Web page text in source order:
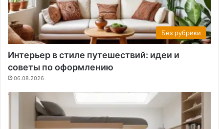
Без рубрики
Интерьер в стиле путешествий: идеи и
советы по оформлению
06.08.2026